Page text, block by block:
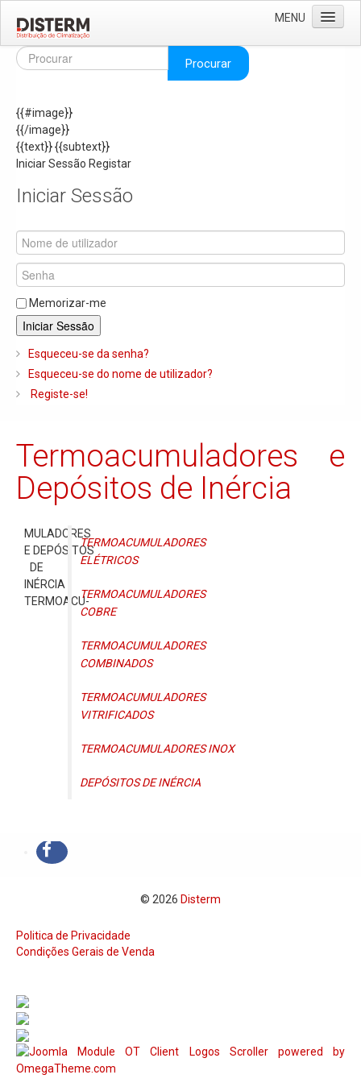
MENU
Home
Áreas de Negócio
Missão e Valores
As Nossas Marcas
Recrutamento
Produtos
Solar
Termoacumuladores e Depósitos de Inércia
Ar Condicionado
Caldeiras e Queimadores
Biomassa
Piso Radiante
Radiadores e Ventiloconvetores
Regulação e Controlo
Complementos de Instalação
Bombas e Circuladores
Tubagens e Acessórios
Permutadores de Placas
Armazém e Logística
Contactos
Procurar
{{#image}}
{{/image}}
{{text}}{{subtext}}
Iniciar Sessão Registar
Iniciar Sessão
Memorizar-me
Iniciar Sessão
Esqueceu-se da senha?
Esqueceu-se do nome de utilizador?
Registe-se!
Termoacumuladores e
Depósitos de Inércia
MULADORES
E DEPÓSITOS
DE
INÉRCIA
TERMOACU-
TERMOACUMULADORES
ELÉTRICOS
TERMOACUMULADORES
COBRE
TERMOACUMULADORES
COMBINADOS
TERMOACUMULADORES
VITRIFICADOS
TERMOACUMULADORES INOX
DEPÓSITOS DE INÉRCIA
© 2026 Disterm
Politica de Privacidade
Condições Gerais de Venda